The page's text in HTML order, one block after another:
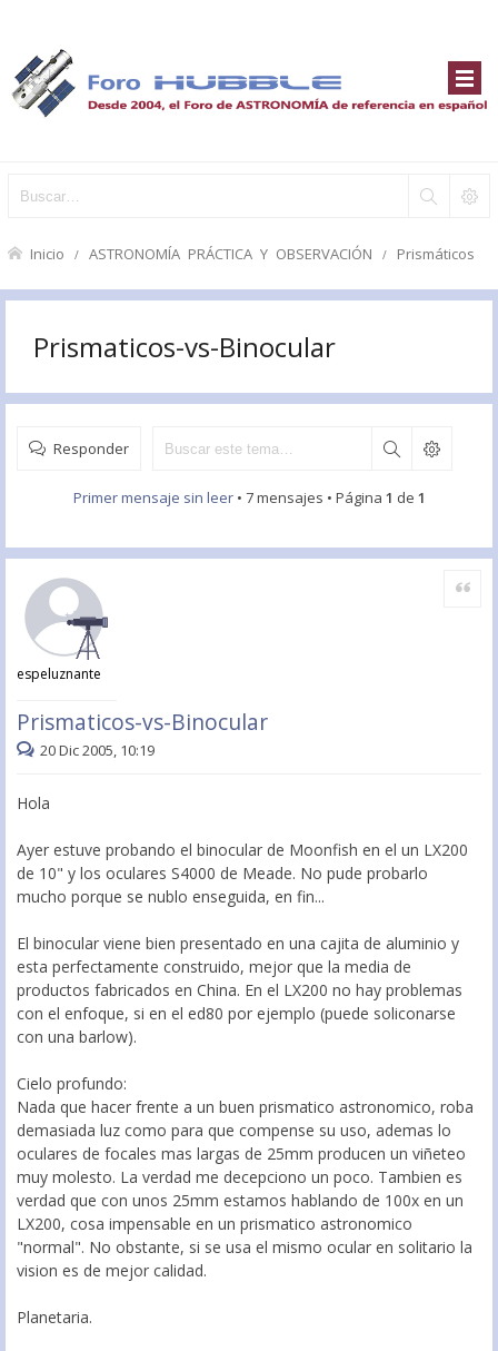
Inicio ASTRONOMÍA PRÁCTICA Y OBSERVACIÓN Prismáticos
Prismaticos-vs-Binocular
Responder
Primer mensaje sin leer• 7 mensajes • Página 1 de 1
espeluznante
Prismaticos-vs-Binocular
Citar
20 Dic 2005, 10:19
Hola
Ayer estuve probando el binocular de Moonfish en el un LX200
de 10" y los oculares S4000 de Meade. No pude probarlo
mucho porque se nublo enseguida, en fin...
El binocular viene bien presentado en una cajita de aluminio y
esta perfectamente construido, mejor que la media de
productos fabricados en China. En el LX200 no hay problemas
con el enfoque, si en el ed80 por ejemplo (puede soliconarse
con una barlow).
Cielo profundo:
Nada que hacer frente a un buen prismatico astronomico, roba
demasiada luz como para que compense su uso, ademas lo
oculares de focales mas largas de 25mm producen un viñeteo
muy molesto. La verdad me decepciono un poco. Tambien es
verdad que con unos 25mm estamos hablando de 100x en un
LX200, cosa impensable en un prismatico astronomico
"normal". No obstante, si se usa el mismo ocular en solitario la
vision es de mejor calidad.
Planetaria.